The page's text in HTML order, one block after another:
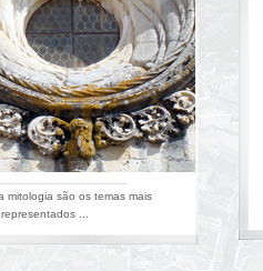
mitologia são os temas mais
representados ...